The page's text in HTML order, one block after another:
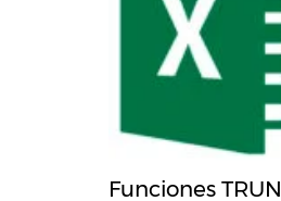
Funciones